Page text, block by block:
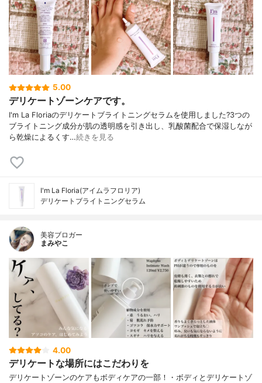
5.00
デリケートゾーンケアです。
I'm La Floriaのデリケートブライトニングセラムを使用しました?3つの
ブライトニング成分が肌の透明感を引き出し、乳酸菌配合で保湿しなが
ら乾燥によるくす…続きを見る
I'm La Floria(アイムラフロリア)
デリケートブライトニングセラム
美容ブロガー
まみやこ
4.00
デリケートな場所にはこだわりを
デリケートゾーンのケアもボディケアの一部！⁡⁡・ボディとデリケートゾ